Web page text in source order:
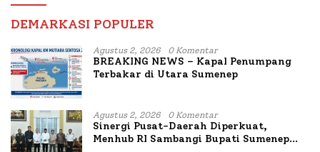
DEMARKASI POPULER
Agustus 2, 2026 0 Komentar
BREAKING NEWS – Kapal Penumpang
Terbakar di Utara Sumenep
Agustus 2, 2026 0 Komentar
Sinergi Pusat-Daerah Diperkuat,
Menhub RI Sambangi Bupati Sumenep